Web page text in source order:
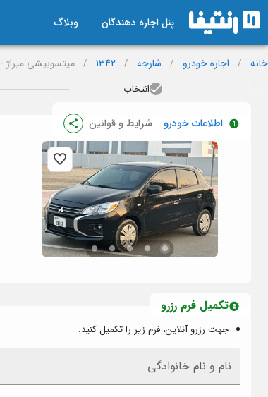
پنل اجاره دهندگان وبلاگ
خانه / اجاره خودرو / شارجه /
1342
/ میتسوبیشی میراژ - 2022
انتخاب
اطلاعات خودرو شرایط و قوانین
تکمیل فرم رزرو
جهت رزرو آنلاین، فرم زیر را تکمیل کنید.
نام و نام خانوادگی